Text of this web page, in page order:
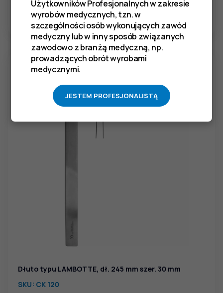
ZOBACZ WIĘCEJ
Dłuto typu LAMBOTTE, dł. 245 mm szer. 30 mm
SKU: CK 120
Użytkowników Profesjonalnych w zakresie
wyrobów medycznych, tzn. w
szczególności osób wykonujących zawód
medyczny lub w inny sposób związanych
zawodowo z branżą medyczną, np.
prowadzących obrót wyrobami
medycznymi.
JESTEM PROFESJONALISTĄ